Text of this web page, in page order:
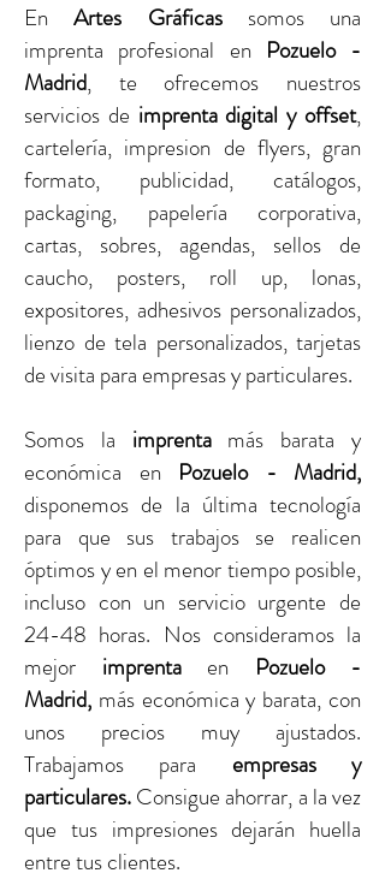
EnArtes Gráficas
somos una
imprenta profesional en Pozuelo -
Madrid, te ofrecemos nuestros
servicios de imprenta digital y offset,
cartelería, impresion de flyers, gran
formato, publicidad, catálogos,
packaging, papelería corporativa,
cartas, sobres, agendas, sellos de
caucho, posters, roll up, lonas,
expositores, adhesivos personalizados,
lienzo de tela personalizados, tarjetas
de visita para empresas y particulares.
Somos la imprentamás barata y
económica en Pozuelo - Madrid,
disponemos de la última tecnología
para que sus trabajos se realicen
óptimos y en el menor tiempo posible,
incluso con un servicio urgente de
24-48 horas. Nos consideramos la
mejor imprentaen Pozuelo -
Madrid, más económica y barata, con
unos precios muy ajustados.
Trabajamos para empresas y
particulares.Consigue ahorrar, a la vez
que tus impresiones dejarán huella
entre tus clientes.